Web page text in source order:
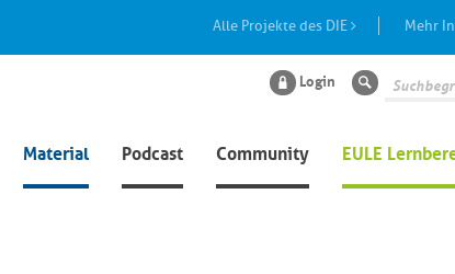
Alle Projekte des DIE Mehr
Material Podcast Community EULE
Login Suche